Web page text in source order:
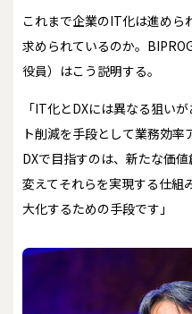
これまで企業のIT化は進めら
求められているのか。
役員）はこう説明する。
「IT化とDXには異なる狙い
ト削減を手段として業務効率
DXで目指すのは、新たな価値
変えてそれらを実現する仕組
大化するための手段です」